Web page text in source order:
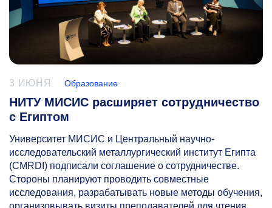
3 ИЮНЯ Образование
НИТУ МИСИС расширяет сотрудничество
с Египтом
Университет МИСИС и Центральный научно-
исследовательский металлургический институт Египта
(CMRDI) подписали соглашение о сотрудничестве.
Стороны планируют проводить совместные
исследования, разрабатывать новые методы обучения,
организовывать визиты преподавателей для чтения